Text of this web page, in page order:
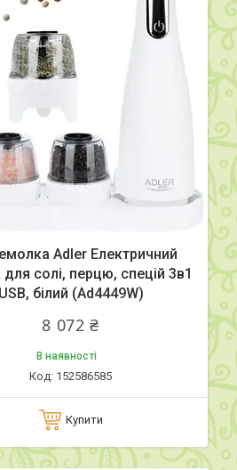
Adler Електричний
солі, перцю, спецій 3в1
USB, білий (Ad4449W)
8 072 ₴
В наявності
152586585
Купити